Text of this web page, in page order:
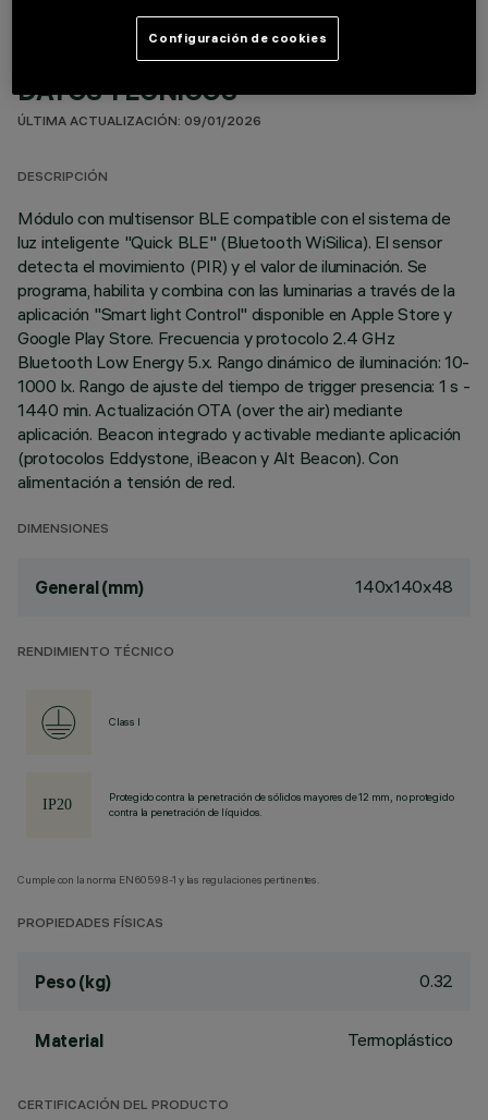
DATOS TÉCNICOS
ÚLTIMA ACTUALIZACIÓN: 09/01/2026
DESCRIPCIÓN
Módulo con multisensor BLE compatible con el sistema de
luz inteligente "Quick BLE" (Bluetooth WiSilica). El sensor
detecta el movimiento (PIR) y el valor de iluminación. Se
programa, habilita y combina con las luminarias a través de la
aplicación "Smart light Control" disponible en Apple Store y
Google Play Store. Frecuencia y protocolo 2.4 GHz
Bluetooth Low Energy 5.x. Rango dinámico de iluminación: 10-
1000 lx. Rango de ajuste del tiempo de trigger presencia: 1 s -
1440 min. Actualización OTA (over the air) mediante
aplicación. Beacon integrado y activable mediante aplicación
(protocolos Eddystone, iBeacon y Alt Beacon). Con
alimentación a tensión de red.
DIMENSIONES
General (mm) 140x140x48
RENDIMIENTO TÉCNICO
Class I
Protegido contra la penetración de sólidos mayores de 12 mm, no protegido
contra la penetración de líquidos.
Cumple con la norma EN60598-1 y las regulaciones pertinentes.
PROPIEDADES FÍSICAS
Peso (kg) 0.32
Material Termoplástico
CERTIFICACIÓN DEL PRODUCTO
Configuración de cookies